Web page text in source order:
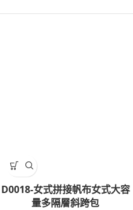
D0018-女式拼接帆布女式大容
量多隔層斜跨包